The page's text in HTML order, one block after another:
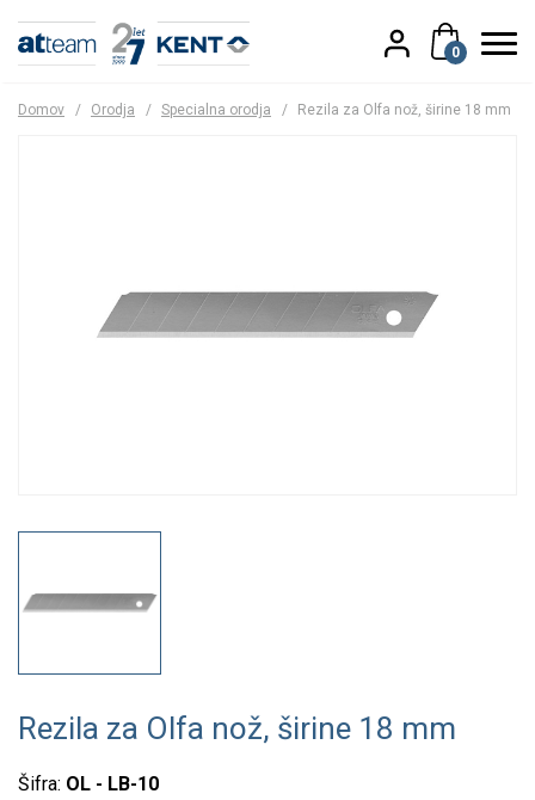
0
Domov / Orodja / Specialna orodja / Rezila za Olfa nož, širine 18 mm
Rezila za Olfa nož, širine 18 mm
Šifra: OL - LB-10